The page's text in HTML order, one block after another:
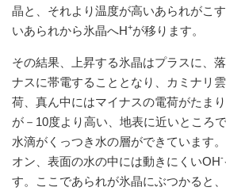
晶と、それより温度が高いあられがこ
いあられから氷晶へH+が移ります。
その結果、上昇する氷晶はプラスに、
ナスに帯電することとなり、カミナリ
荷、真ん中にはマイナスの電荷がたま
が－10度より高い、地表に近いところ
水滴がくっつき水の層ができています
オン、表面の水の中には動きにくいOH-
す。ここであられが氷晶にぶつかると